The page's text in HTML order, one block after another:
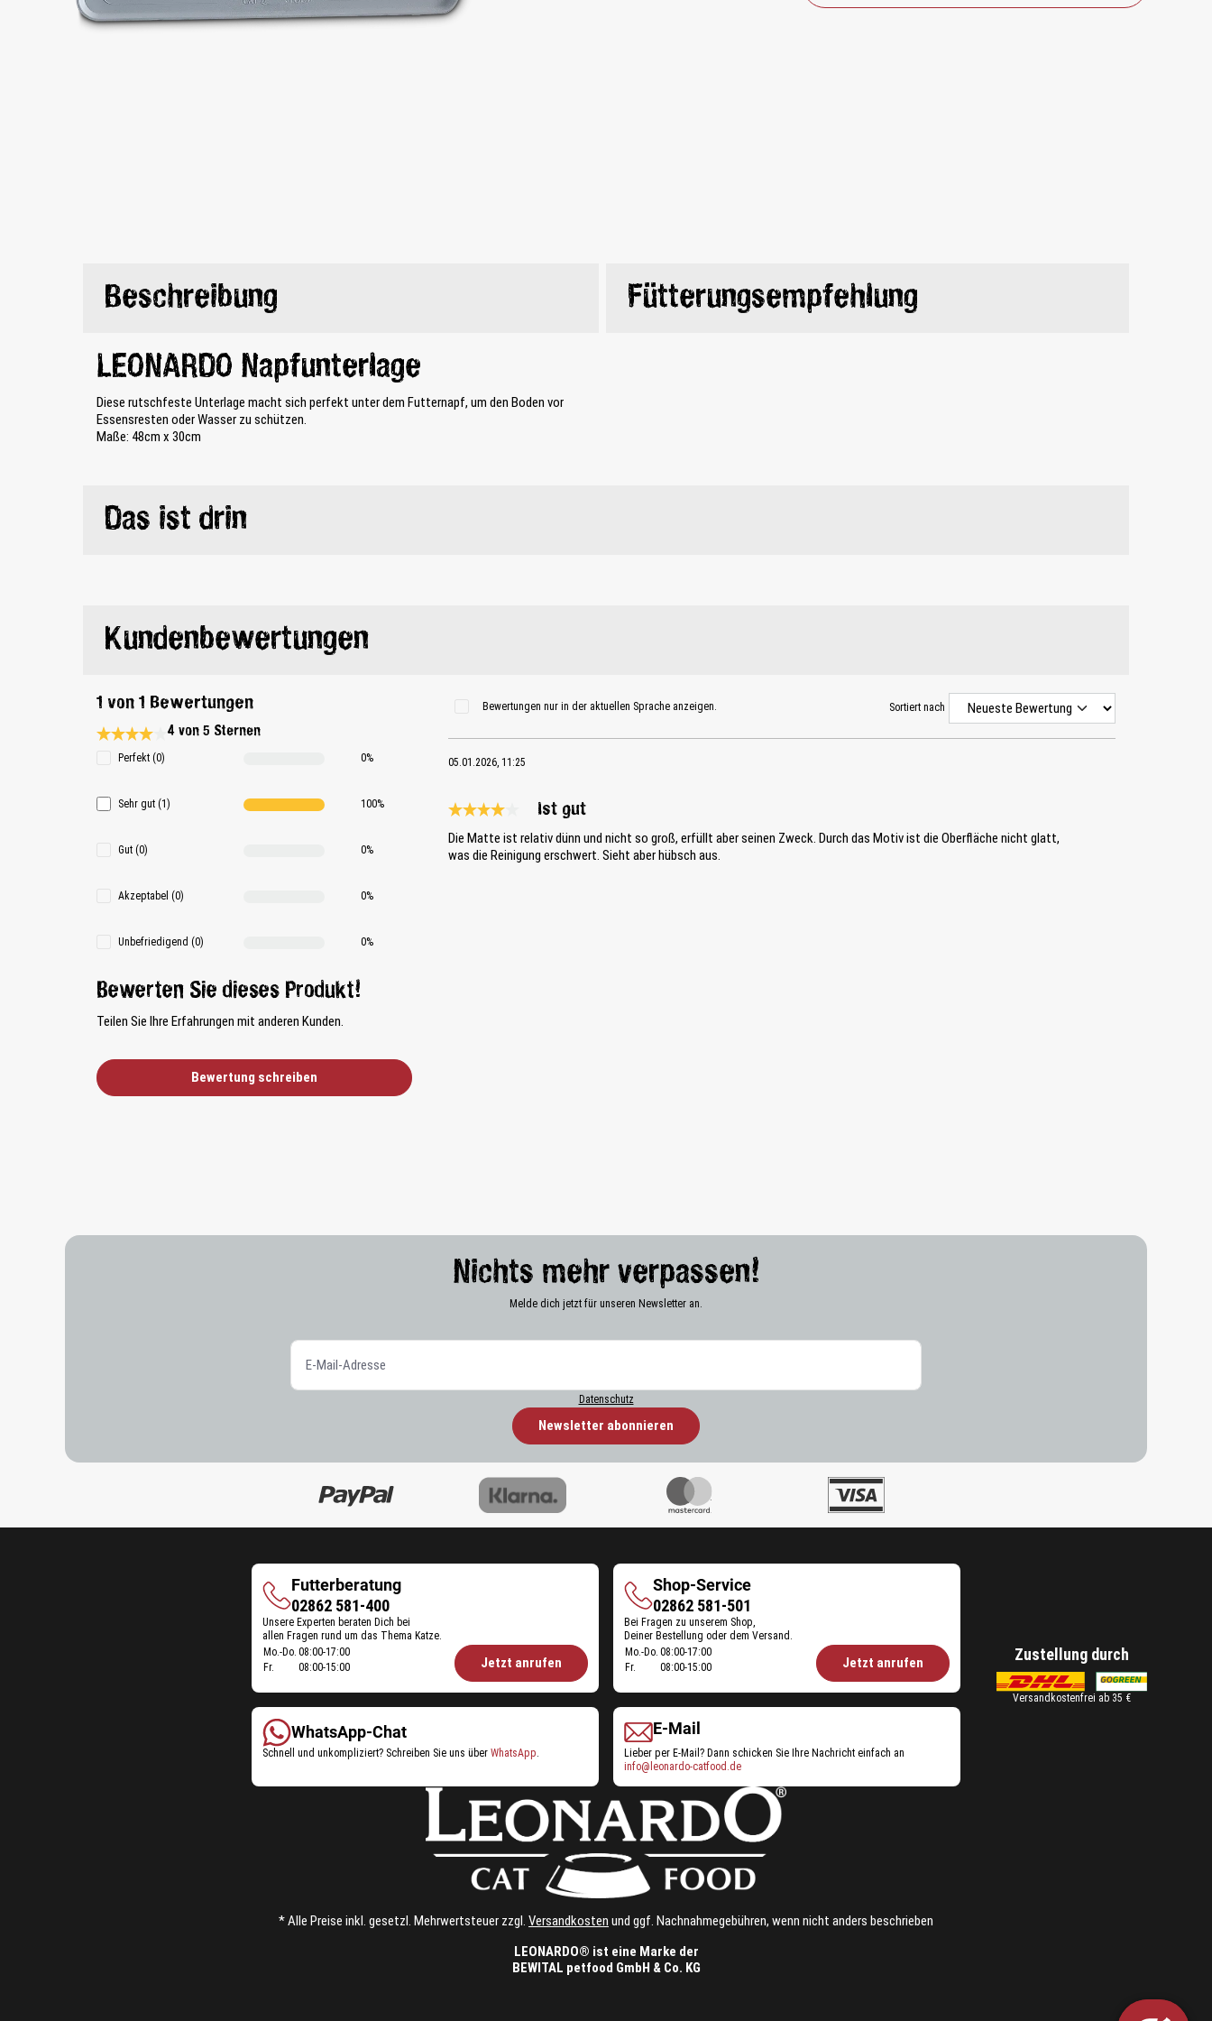
Beschreibung
LEONARDO Napfunterlage
Diese rutschfeste Unterlage macht sich perfekt unter dem Futternapf, um den Boden vor
Essensresten oder Wasser zu schützen.
Maße: 48cm x 30cm
Fütterungsempfehlung
Das ist drin
Kundenbewertungen
1 von 1 Bewertungen
Durchschnittliche Bewertung 4 von 5 Sternen
4 von 5 Sternen
Perfekt (0) 0%
Sehr gut (1) 100%
Gut (0) 0%
Akzeptabel (0) 0%
Unbefriedigend (0) 0%
Bewerten Sie dieses Produkt!
Teilen Sie Ihre Erfahrungen mit anderen Kunden.
Bewertung schreiben
Bewertungen nur in der aktuellen Sprache anzeigen. Sortiert nach
05.01.2026, 11:25
Ist gut
Die Matte ist relativ dünn und nicht so groß, erfüllt aber seinen Zweck. Durch das Motiv ist die Oberfläche nicht glatt,
was die Reinigung erschwert. Sieht aber hübsch aus.
Nichts mehr verpassen!
Melde dich jetzt für unseren Newsletter an.
Datenschutz
Newsletter abonnieren
Zustellung durch
Versandkostenfrei ab 35 €
Futterberatung
Futterberatung
02862 581-400
Unsere Experten beraten Dich bei
allen Fragen rund um das Thema Katze.
Öffnungszeiten
Mo.-Do. 08:00-17:00
Fr.
08:00-15:00 Jetzt anrufen
Shop-Service
Shop-
Service
02862 581-501
Bei Fragen zu unserem Shop,
Deiner Bestellung oder dem Versand.
Öffnungszeiten
Service:
Mo.-Do. 08:00-17:00
Fr.
08:00-15:00 Jetzt anrufen
WhatsApp-Chat
Schnell und unkompliziert? Schreiben Sie uns über WhatsApp
E-Mail
Lieber per E-Mail? Dann schicken Sie Ihre Nachricht einfach an
info@leonardo-catfood.de
* Alle Preise inkl. gesetzl. Mehrwertsteuer zzgl. Versandkosten und ggf. Nachnahmegebühren, wenn nicht anders beschrieben
LEONARDO® ist eine Marke der
BEWITAL petfood GmbH & Co. KG